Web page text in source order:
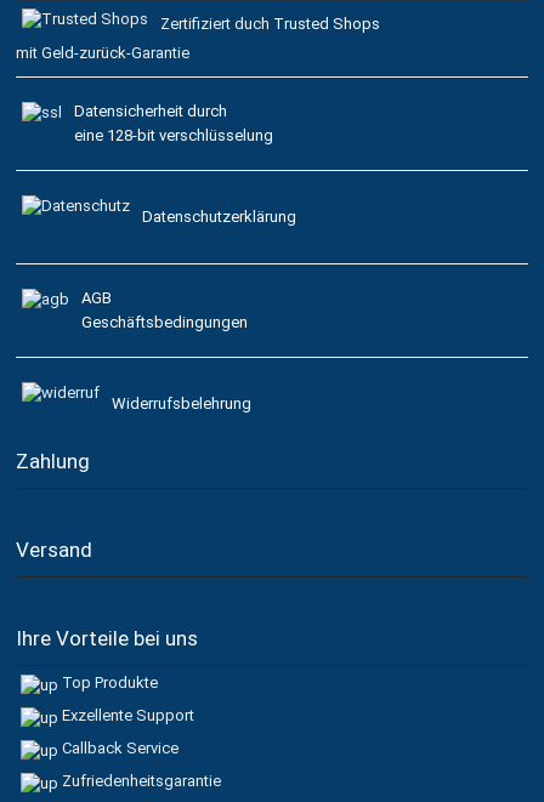
Zertifiziert duch Trusted Shops
mit Geld-zurück-Garantie
Datensicherheit durch
eine 128-bit verschlüsselung
Datenschutzerklärung
AGB
Geschäftsbedingungen
Widerrufsbelehrung
Zahlung
Versand
Ihre Vorteile bei uns
Top Produkte
Exzellente Support
Callback Service
Zufriedenheitsgarantie